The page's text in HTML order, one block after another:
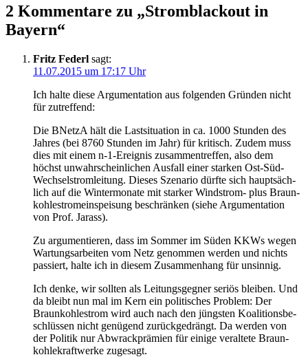
2 Kommentare zu „Stromb­lack­out in
Bayern“
Fritz Federl sagt:
11.07.2015 um 17:17 Uhr
Ich hal­te die­se Argu­men­ta­ti­on aus fol­gen­den Grün­den nicht
für zutreffend:
Die BNetzA hält die Last­si­tua­ti­on in ca. 1000 Stun­den des
Jah­res (bei 8760 Stun­den im Jahr) für kri­tisch. Zudem muss
dies mit einem n‑1-Ereig­nis zusam­men­tref­fen, also dem
höchst unwahr­schein­li­chen Aus­fall einer star­ken Ost-Süd-
Wech­sel­strom­lei­tung. Die­ses Sze­na­rio dürf­te sich haupt­säch­
lich auf die Win­ter­mo­na­te mit star­ker Wind­strom- plus Braun­
koh­le­strom­ein­spei­sung beschrän­ken (sie­he Argu­men­ta­ti­on
von Prof. Jarass).
Zu argu­men­tie­ren, dass im Som­mer im Süden KKWs wegen
War­tungs­ar­bei­ten vom Netz genom­men wer­den und nichts
pas­siert, hal­te ich in die­sem Zusam­men­hang für unsinnig.
Ich den­ke, wir soll­ten als Lei­tungs­geg­ner seri­ös blei­ben. Und
da bleibt nun mal im Kern ein poli­ti­sches Pro­blem: Der
Braun­koh­lestrom wird auch nach den jüngs­ten Koali­ti­ons­be­
schlüs­sen nicht genü­gend zurück­ge­drängt. Da wer­den von
der Poli­tik nur Abwrack­prä­mi­en für eini­ge ver­al­te­te Braun­
koh­le­kraft­wer­ke zugesagt.